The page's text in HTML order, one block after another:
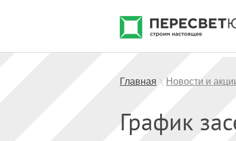
Главная \ Новости и
График